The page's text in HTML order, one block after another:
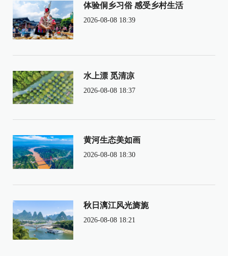
体验侗乡习俗 感受乡村生活
2026-08-08 18:39
水上漂 觅清凉
2026-08-08 18:37
黄河生态美如画
2026-08-08 18:30
秋日漓江风光旖旎
2026-08-08 18:21